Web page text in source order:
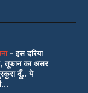
-इस दरिया
तूफान का असर
दूँ.. ये